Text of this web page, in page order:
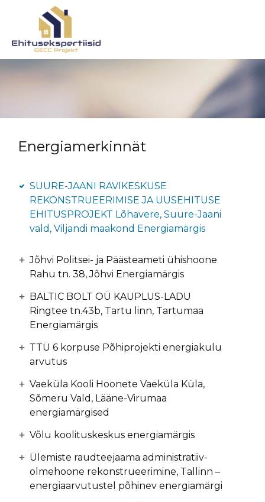
Energiamerkinnät
SUURE-JAANI RAVIKESKUSE
REKONSTRUEERIMISE JA UUSEHITUSE
EHITUSPROJEKT Lõhavere, Suure-Jaani
vald, Viljandi maakond Energiamärgis
Jõhvi Politsei- ja Päästeameti ühishoone
Rahu tn. 38, Jõhvi Energiamärgis
BALTIC BOLT OÜ KAUPLUS-LADU
Ringtee tn.43b, Tartu linn, Tartumaa
Energiamärgis
TTÜ 6 korpuse Põhiprojekti energiakulu
arvutus
Vaeküla Kooli Hoonete Vaeküla Küla,
Sõmeru Vald, Lääne-Virumaa
energiamärgised
Võlu koolituskeskus energiamärgis
Ülemiste raudteejaama administratiiv-
olmehoone rekonstrueerimine, Tallinn –
energiaarvutustel põhinev energiamärgi